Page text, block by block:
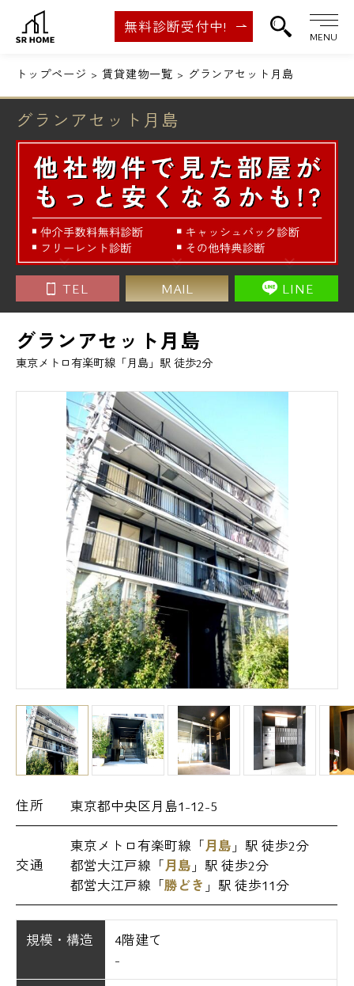
無料診断受付中!
MENU
トップページ 賃貸建物一覧 グランアセット月島
グランアセット月島
TEL MAIL LINE
グランアセット月島
東京メトロ有楽町線「月島」駅 徒歩2分
住所 東京都中央区月島1-12-5
交通
東京メトロ有楽町線「月島 」駅 徒歩2分
都営大江戸線「月島 」駅 徒歩2分
都営大江戸線「勝どき 」駅 徒歩11分
規模・構造
4階建て
-